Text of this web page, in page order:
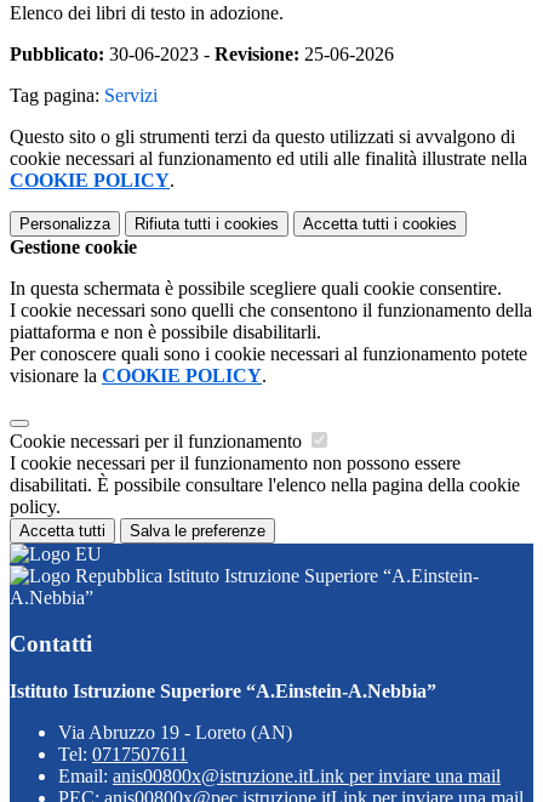
Elenco dei libri di testo in adozione.
Pubblicato: 30-06-2023 - Revisione: 25-06-2026
Tag pagina: Servizi
Questo sito o gli strumenti terzi da questo utilizzati si avvalgono di
cookie necessari al funzionamento ed utili alle finalità illustrate nella
COOKIE POLICY.
Personalizza Rifiuta tutti i cookies Accetta tutti i cookies
Gestione cookie
In questa schermata è possibile scegliere quali cookie consentire.
I cookie necessari sono quelli che consentono il funzionamento della
piattaforma e non è possibile disabilitarli.
Per conoscere quali sono i cookie necessari al funzionamento potete
visionare la COOKIE POLICY.
Cookie necessari per il funzionamento
I cookie necessari per il funzionamento non possono essere
disabilitati. È possibile consultare l'elenco nella pagina della cookie
policy.
Accetta tutti Salva le preferenze
Istituto Istruzione Superiore “A.Einstein-
A.Nebbia”
Contatti
Istituto Istruzione Superiore “A.Einstein-A.Nebbia”
Via Abruzzo 19 - Loreto (AN)
Tel: 0717507611
Email: anis00800x@istruzione.itLink per inviare una mail